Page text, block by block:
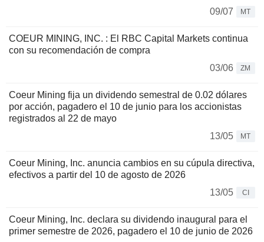
09/07
MT
COEUR MINING, INC. : El RBC Capital Markets continua
con su recomendación de compra
03/06
ZM
Coeur Mining fija un dividendo semestral de 0.02 dólares
por acción, pagadero el 10 de junio para los accionistas
registrados al 22 de mayo
13/05
MT
Coeur Mining, Inc. anuncia cambios en su cúpula directiva,
efectivos a partir del 10 de agosto de 2026
13/05
CI
Coeur Mining, Inc. declara su dividendo inaugural para el
primer semestre de 2026, pagadero el 10 de junio de 2026